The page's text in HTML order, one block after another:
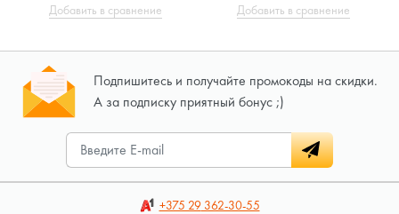
Добавить в сравнение Добавить в сравнение
Подпишитесь и получайте промокоды на скидки.
А за подписку приятный бонус ;)
+375 29362-30-55